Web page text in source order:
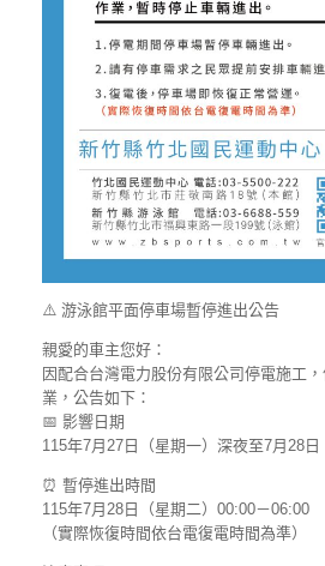
⚠️ 游泳館平面停車場暫停進出公告
親愛的車主您好：
因配合台灣電力股份有限公司停電施工
業，公告如下：
📅 影響日期
115年7月27日（星期一）深夜至7月28
⏰ 暫停進出時間
115年7月28日（星期二）00:00－06:00
（實際恢復時間依台電復電時間為準）